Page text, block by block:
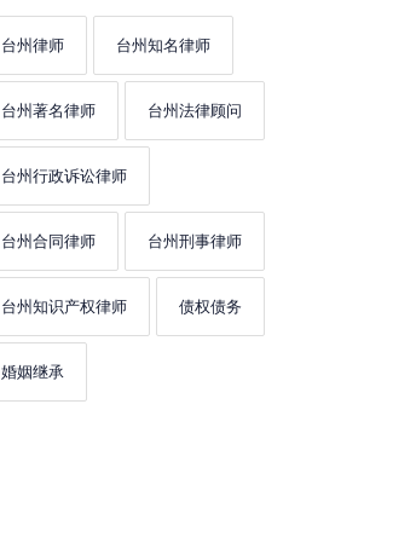
台州律师 台州知名律师
台州著名律师 台州法律顾问
台州行政诉讼律师
台州合同律师 台州刑事律师
台州知识产权律师 债权债务
婚姻继承